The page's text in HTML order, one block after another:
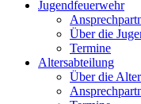
Jugendfeuerwehr
Über die
Termine
Altersabteilung
Über die